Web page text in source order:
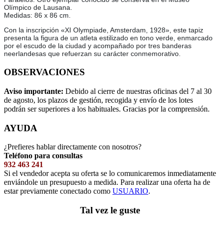
Olímpico de Lausana.
Medidas: 86 x 86 cm.
Con la inscripción «XI Olympiade, Amsterdam, 1928», este tapiz
presenta la figura de un atleta estilizado en tono verde, enmarcado
por el escudo de la ciudad y acompañado por tres banderas
neerlandesas que refuerzan su carácter conmemorativo.
OBSERVACIONES
Aviso importante: Debido al cierre de nuestras oficinas del 7 al 30
de agosto, los plazos de gestión, recogida y envío de los lotes
podrán ser superiores a los habituales. Gracias por la comprensión.
AYUDA
¿Prefieres hablar directamente con nosotros?
Teléfono para consultas
932 463 241
Si el vendedor acepta su oferta se lo comunicaremos inmediatamente
enviándole un presupuesto a medida. Para realizar una oferta ha de
estar previamente conectado como USUARIO.
Tal vez le guste